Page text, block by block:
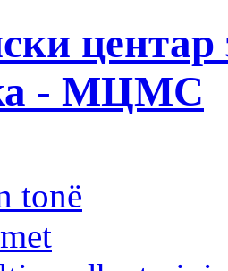
центар
- МЦМС
tonë